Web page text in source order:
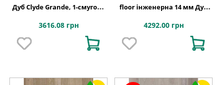
Дуб Clyde Grande, 1-смугова
3616.08 грн
floor інженерна 14 мм Дуб
4292.00 грн